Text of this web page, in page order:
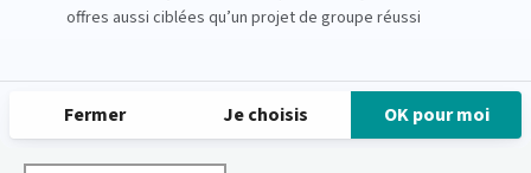
Téléchargezla brochure